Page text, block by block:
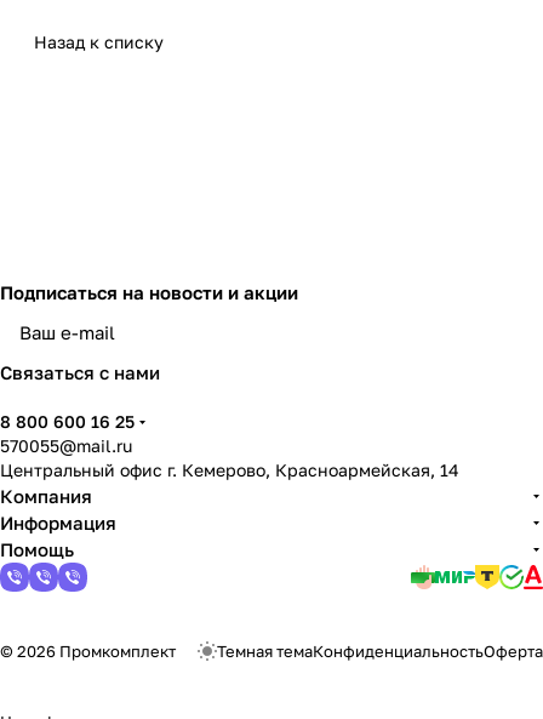
Назад к списку
Подписаться на новости и акции
Связаться с нами
8 800 600 16 25
570055@mail.ru
Центральный офис г. Кемерово, Красноармейская, 14
Компания
Информация
Помощь
© 2026 Промкомплект Темная темаКонфиденциальностьОферта